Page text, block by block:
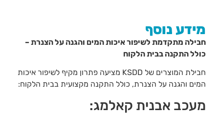
מידע נוסף
חבילה מתקדמת לשיפור איכות המים והגנה על הצנרת –
כולל התקנה בבית הלקוח
חבילת המוצרים של KSDD מציעה פתרון מקיף לשיפור איכות
המים והגנה על הצנרת, כולל התקנה מקצועית בבית הלקוח:
מעכב אבנית קאלמג: